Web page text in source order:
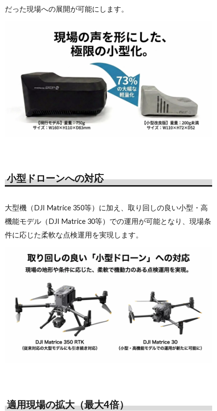
だった現場への展開が可能にします。
小型ドローンへの対応
大型機（DJI Matrice 350等）に加え、取り回しの良い小型・高
機能モデル（DJI Matrice 30等）での運用が可能となり、現場条
件に応じた柔軟な点検運用を実現します。
適用現場の拡大（最大4倍）